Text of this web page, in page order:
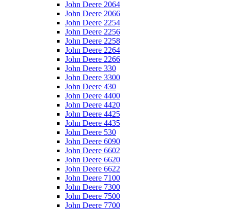
John Deere 2064
John Deere 2066
John Deere 2254
John Deere 2256
John Deere 2258
John Deere 2264
John Deere 2266
John Deere 330
John Deere 3300
John Deere 430
John Deere 4400
John Deere 4420
John Deere 4425
John Deere 4435
John Deere 530
John Deere 6090
John Deere 6602
John Deere 6620
John Deere 6622
John Deere 7100
John Deere 7300
John Deere 7500
John Deere 7700